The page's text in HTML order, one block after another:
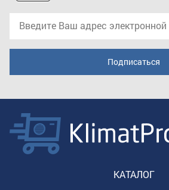
КАТАЛОГ